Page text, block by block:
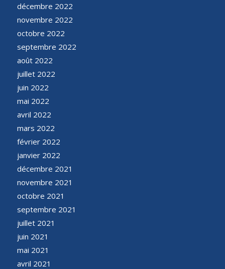
décembre 2022
novembre 2022
octobre 2022
septembre 2022
août 2022
juillet 2022
juin 2022
mai 2022
avril 2022
mars 2022
février 2022
janvier 2022
décembre 2021
novembre 2021
octobre 2021
septembre 2021
juillet 2021
juin 2021
mai 2021
avril 2021